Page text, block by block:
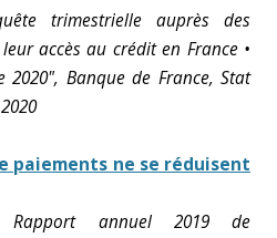
trimestrielle auprès des
accès au crédit en France •
2020", Banque de France, Stat
paiements ne se réduisent
annuel 2019 de